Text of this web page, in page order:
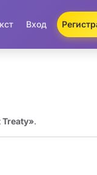
Вход
Treaty».